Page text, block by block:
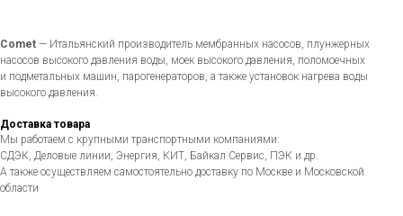
Comet — Итальянский производитель мембранных насосов, плунжерных
насосов высокого давления воды, моек высокого давления, поломоечных
и подметальных машин, парогенераторов, а также установок нагрева воды
высокого давления.
Доставка товара
Мы работаем с крупными транспортными компаниями:
СДЭК, Деловые линии, Энергия, КИТ, Байкал Сервис, ПЭК и др.
А также осуществляем самостоятельно доставку по Москве и Московской
области